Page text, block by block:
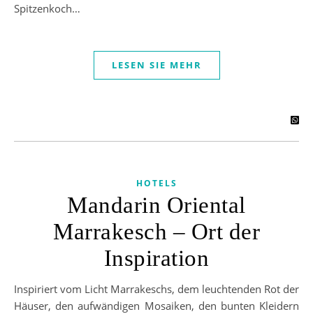
Spitzenkoch…
LESEN SIE MEHR
HOTELS
Mandarin Oriental
Marrakesch – Ort der
Inspiration
Inspiriert vom Licht Marrakeschs, dem leuchtenden Rot der
Häuser, den aufwändigen Mosaiken, den bunten Kleidern